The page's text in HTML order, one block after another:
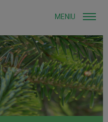
MENIU